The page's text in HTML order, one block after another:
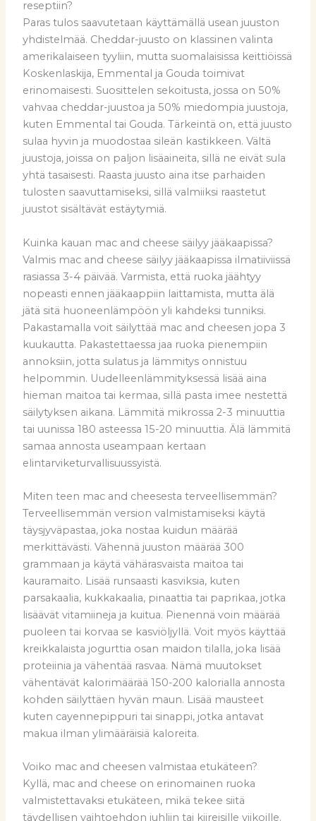
reseptiin?
Paras tulos saavutetaan käyttämällä usean juuston
yhdistelmää. Cheddar-juusto on klassinen valinta
amerikalaiseen tyyliin, mutta suomalaisissa keittiöissä
Koskenlaskija, Emmental ja Gouda toimivat
erinomaisesti. Suosittelen sekoitusta, jossa on 50%
vahvaa cheddar-juustoa ja 50% miedompia juustoja,
kuten Emmental tai Gouda. Tärkeintä on, että juusto
sulaa hyvin ja muodostaa sileän kastikkeen. Vältä
juustoja, joissa on paljon lisäaineita, sillä ne eivät sula
yhtä tasaisesti. Raasta juusto aina itse parhaiden
tulosten saavuttamiseksi, sillä valmiiksi raastetut
juustot sisältävät estäytymiä.
Kuinka kauan mac and cheese säilyy jääkaapissa?
Valmis mac and cheese säilyy jääkaapissa ilmatiiviissä
rasiassa 3-4 päivää. Varmista, että ruoka jäähtyy
nopeasti ennen jääkaappiin laittamista, mutta älä
jätä sitä huoneenlämpöön yli kahdeksi tunniksi.
Pakastamalla voit säilyttää mac and cheesen jopa 3
kuukautta. Pakastettaessa jaa ruoka pienempiin
annoksiin, jotta sulatus ja lämmitys onnistuu
helpommin. Uudelleenlämmityksessä lisää aina
hieman maitoa tai kermaa, sillä pasta imee nestettä
säilytyksen aikana. Lämmitä mikrossa 2-3 minuuttia
tai uunissa 180 asteessa 15-20 minuuttia. Älä lämmitä
samaa annosta useampaan kertaan
elintarviketurvallisuussyistä.
Miten teen mac and cheesesta terveellisemmän?
Terveellisemmän version valmistamiseksi käytä
täysjyväpastaa, joka nostaa kuidun määrää
merkittävästi. Vähennä juuston määrää 300
grammaan ja käytä vähärasvaista maitoa tai
kauramaito. Lisää runsaasti kasviksia, kuten
parsakaalia, kukkakaalia, pinaattia tai paprikaa, jotka
lisäävät vitamiineja ja kuitua. Pienennä voin määrää
puoleen tai korvaa se kasviöljyllä. Voit myös käyttää
kreikkalaista jogurttia osan maidon tilalla, joka lisää
proteiinia ja vähentää rasvaa. Nämä muutokset
vähentävät kalorimäärää 150-200 kalorialla annosta
kohden säilyttäen hyvän maun. Lisää mausteet
kuten cayennepippuri tai sinappi, jotka antavat
makua ilman ylimääräisiä kaloreita.
Voiko mac and cheesen valmistaa etukäteen?
Kyllä, mac and cheese on erinomainen ruoka
valmistettavaksi etukäteen, mikä tekee siitä
täydellisen vaihtoehdon juhliin tai kiireisille viikoille.